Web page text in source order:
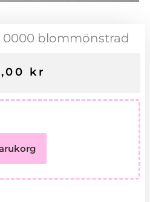
blommönstrad
kr